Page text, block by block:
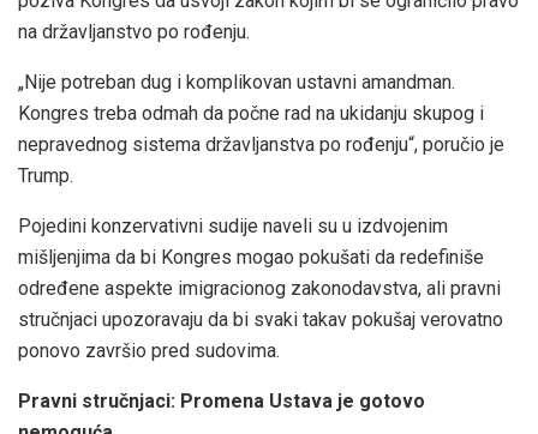
na državljanstvo po rođenju.
„Nije potreban dug i komplikovan ustavni amandman.
Kongres treba odmah da počne rad na ukidanju skupog i
nepravednog sistema državljanstva po rođenju“, poručio je
Trump.
Pojedini konzervativni sudije naveli su u izdvojenim
mišljenjima da bi Kongres mogao pokušati da redefiniše
određene aspekte imigracionog zakonodavstva, ali pravni
stručnjaci upozoravaju da bi svaki takav pokušaj verovatno
ponovo završio pred sudovima.
Pravni stručnjaci: Promena Ustava je gotovo